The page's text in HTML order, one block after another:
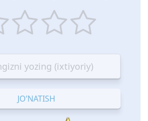
stars
—
OK
stars
—
Good
stars
—
Excellent